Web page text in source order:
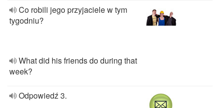
Co robili jego przyjaciele w tym
tygodniu?
What did his friends do during that
week?
Odpowiedź 3.